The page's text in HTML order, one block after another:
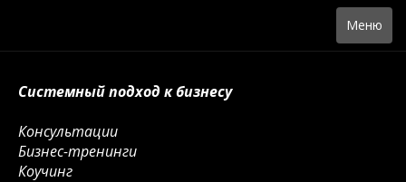
Toggle
navigation
Меню
Системный подход к бизнесу
Консультации
Бизнес-тренинги
Коучинг